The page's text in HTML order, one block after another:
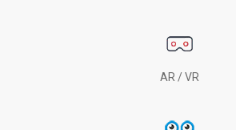
AR / VR